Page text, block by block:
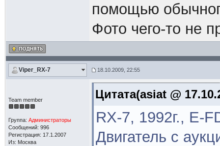
помощью
Фото чего-то не
Viper_RX-7 18.10.2009, 22:55
Team member
Группа: Администраторы
Сообщений: 996
Регистрация: 17.1.2007
Из: Москва
Цитата(asiat @
RX-7, 1992г., E-
Двигатель с